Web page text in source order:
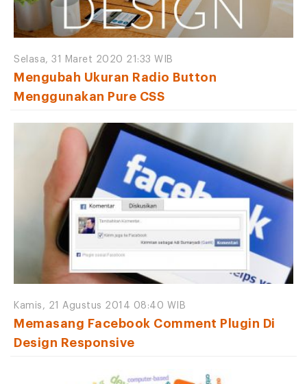
Selasa, 31 Maret 2020 21:33 WIB
Mengubah Ukuran Radio Button
Menggunakan Pure CSS
Kamis, 21 Agustus 2014 08:40 WIB
Memasang Facebook Comment Plugin Di
Design Responsive